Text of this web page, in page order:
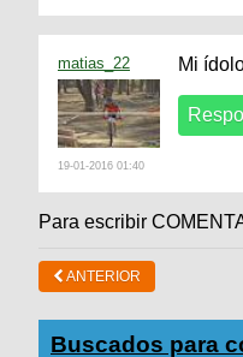
matias_22
19-01-2016 01:40
Mi
Para escribir
ANTERIOR
Buscados para